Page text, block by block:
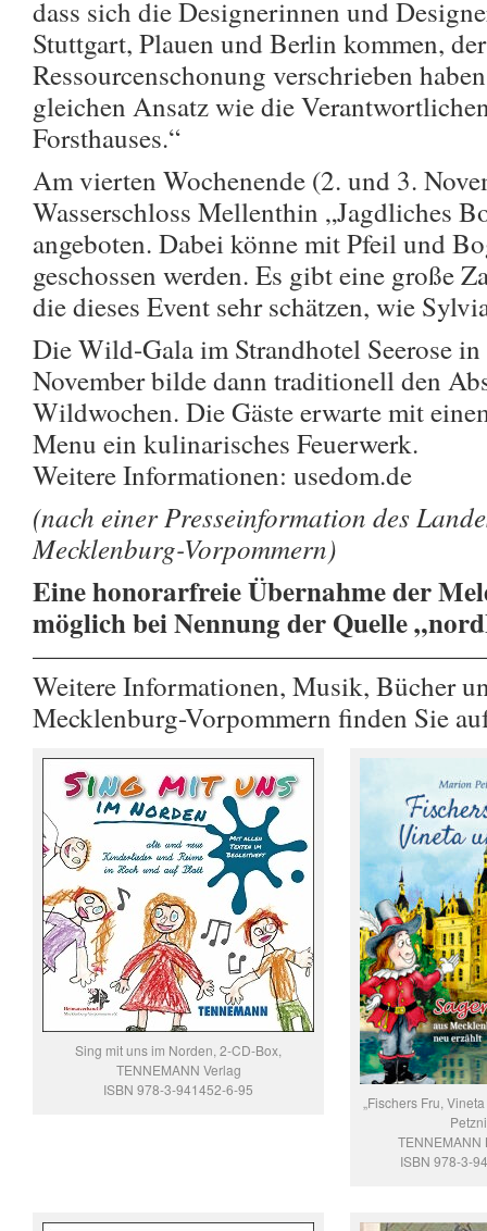
dass sich die Designerinnen und
Stuttgart, Plauen und Berlin kommen,
Ressourcenschonung verschrieben
gleichen Ansatz wie die
Forsthauses.“
Am vierten Wochenende (2. und 3.
Wasserschloss Mellenthin „Jagdliches
angeboten. Dabei könne mit Pfeil und
geschossen werden. Es gibt eine große
die dieses Event sehr schätzen, wie
Die Wild-Gala im Strandhotel Seerose
November bilde dann traditionell den
Wildwochen. Die Gäste erwarte mit
Menu ein kulinarisches Feuerwerk.
Weitere Informationen: usedom.de
(nach einer Presseinformation des
Mecklenburg-Vorpommern)
Eine honorarfreie Übernahme der
möglich bei Nennung der Quelle
Weitere Informationen, Musik, Bücher
Mecklenburg-Vorpommern finden Sie
Sing mit uns im Norden, 2-CD-Box,
TENNEMANN Verlag
ISBN 978-3-941452-6-95
„Fischers Fru,
TENNEMANN
ISBN 978-3-